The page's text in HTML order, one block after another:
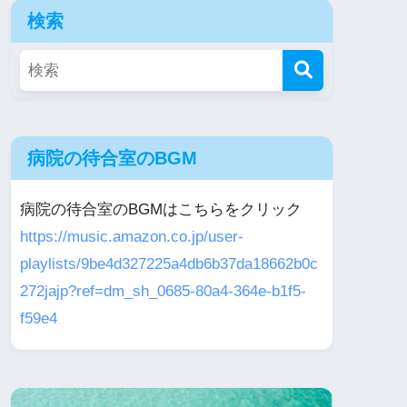
検索
病院の待合室のBGM
病院の待合室のBGMはこちらをクリック
https://music.amazon.co.jp/user-
playlists/9be4d327225a4db6b37da18662b0c
272jajp?ref=dm_sh_0685-80a4-364e-b1f5-
f59e4